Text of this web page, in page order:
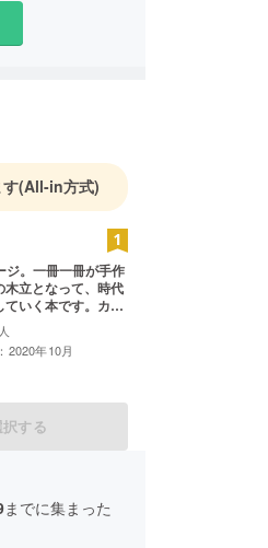
(All-in方式)
。一冊一冊が手作
木立となって、時代
ていく本です。カ
挿入されていて、
のように作られま
れる、誰でも本が
たった一冊の本が
せてお送りしま
2020年10月
する
までに集まった